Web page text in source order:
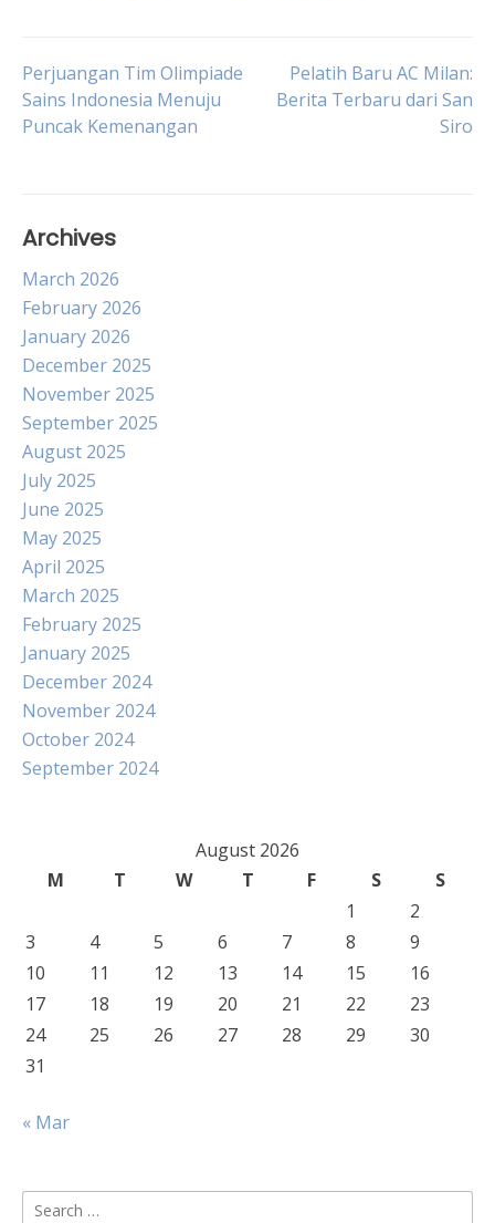
Post
navigation
Perjuangan Tim Olimpiade
Sains Indonesia Menuju
Puncak Kemenangan
Pelatih Baru AC Milan:
Berita Terbaru dari San
Siro
Archives
March 2026
February 2026
January 2026
December 2025
November 2025
September 2025
August 2025
July 2025
June 2025
May 2025
April 2025
March 2025
February 2025
January 2025
December 2024
November 2024
October 2024
September 2024
August 2026
M
T W T F S
S
1
2
3
4 5 6 7 8
9
10
11 12 13 14 15
16
17
18 19 20 21 22
23
24
25 26 27 28 29
30
31
« Mar
Search